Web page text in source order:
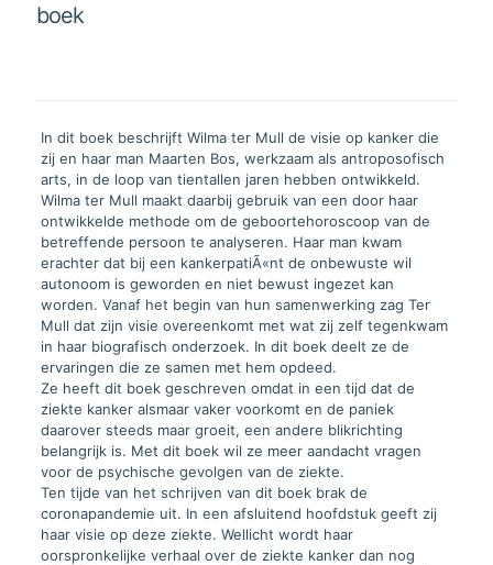
aantal
boek
In dit boek beschrijft Wilma ter Mull de visie op kanker die
zij en haar man Maarten Bos, werkzaam als antroposofisch
arts, in de loop van tientallen jaren hebben ontwikkeld.
Wilma ter Mull maakt daarbij gebruik van een door haar
ontwikkelde methode om de geboortehoroscoop van de
betreffende persoon te analyseren. Haar man kwam
erachter dat bij een kankerpatiÃ«nt de onbewuste wil
autonoom is geworden en niet bewust ingezet kan
worden. Vanaf het begin van hun samenwerking zag Ter
Mull dat zijn visie overeenkomt met wat zij zelf tegenkwam
in haar biografisch onderzoek. In dit boek deelt ze de
ervaringen die ze samen met hem opdeed.
Ze heeft dit boek geschreven omdat in een tijd dat de
ziekte kanker alsmaar vaker voorkomt en de paniek
daarover steeds maar groeit, een andere blikrichting
belangrijk is. Met dit boek wil ze meer aandacht vragen
voor de psychische gevolgen van de ziekte.
Ten tijde van het schrijven van dit boek brak de
coronapandemie uit. In een afsluitend hoofdstuk geeft zij
haar visie op deze ziekte. Wellicht wordt haar
oorspronkelijke verhaal over de ziekte kanker dan nog